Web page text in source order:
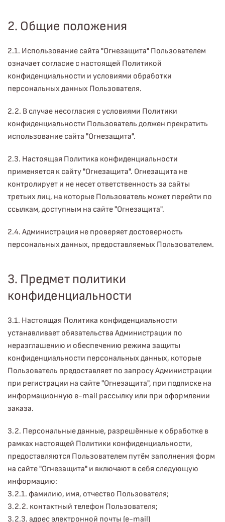
2. Общие положения
2.1. Использование сайта "Огнезащита" Пользователем
означает согласие с настоящей Политикой
конфиденциальности и условиями обработки
персональных данных Пользователя.
2.2. В случае несогласия с условиями Политики
конфиденциальности Пользователь должен прекратить
использование сайта "Огнезащита".
2.3. Настоящая Политика конфиденциальности
применяется к сайту "Огнезащита". Огнезащита не
контролирует и не несет ответственность за сайты
третьих лиц, на которые Пользователь может перейти по
ссылкам, доступным на сайте "Огнезащита".
2.4. Администрация не проверяет достоверность
персональных данных, предоставляемых Пользователем.
3. Предмет политики
конфиденциальности
3.1. Настоящая Политика конфиденциальности
устанавливает обязательства Администрации по
неразглашению и обеспечению режима защиты
конфиденциальности персональных данных, которые
Пользователь предоставляет по запросу Администрации
при регистрации на сайте "Огнезащита", при подписке на
информационную e-mail рассылку или при оформлении
заказа.
3.2. Персональные данные, разрешённые к обработке в
рамках настоящей Политики конфиденциальности,
предоставляются Пользователем путём заполнения форм
на сайте "Огнезащита" и включают в себя следующую
информацию:
3.2.1. фамилию, имя, отчество Пользователя;
3.2.2. контактный телефон Пользователя;
3.2.3. адрес электронной почты (e-mail)